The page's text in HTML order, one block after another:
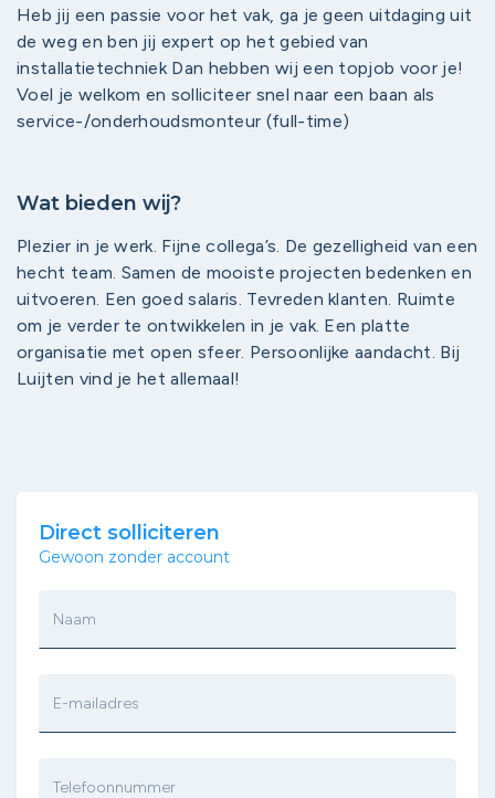
Heb jij een passie voor het vak, ga je geen uitdaging uit
de weg en ben jij expert op het gebied van
installatietechniek Dan hebben wij een topjob voor je!
Voel je welkom en solliciteer snel naar een baan als
service-/onderhoudsmonteur (full-time)
Wat bieden wij?
Plezier in je werk. Fijne collega’s. De gezelligheid van een
hecht team. Samen de mooiste projecten bedenken en
uitvoeren. Een goed salaris. Tevreden klanten. Ruimte
om je verder te ontwikkelen in je vak. Een platte
organisatie met open sfeer. Persoonlijke aandacht. Bij
Luijten vind je het allemaal!
Direct solliciteren
Gewoon zonder account
Naam
E-mailadres
Telefoonnummer